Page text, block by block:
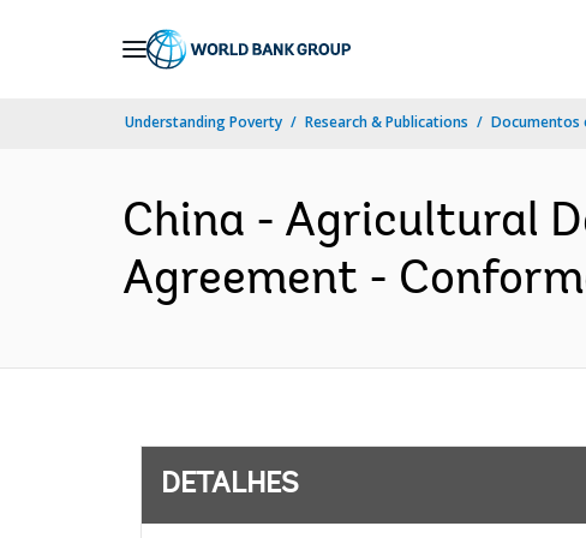
Understanding Poverty Research & Publications Documentos
China - Agricultural
Agreement -
DETALHES